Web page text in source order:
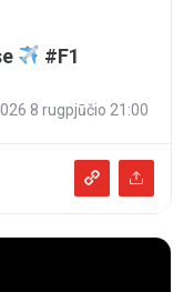
#F1
8 rugpjūčio 21:00